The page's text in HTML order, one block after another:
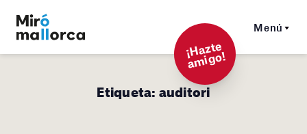
Menú
¡
Hazt
e
a
mi
g
o!
Etiqueta:auditori